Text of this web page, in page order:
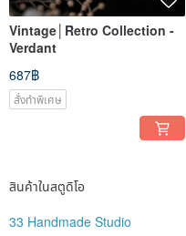
Vintage│Retro Collection -
Verdant
687฿
สั่งทำพิเศษ
สินค้าในสตูดิโอ
33 Handmade Studio